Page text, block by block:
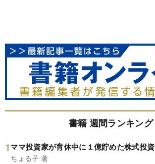
書籍 週間ランキング
ママ投資家が育休中に１億貯めた株式投資
ちょる子 著